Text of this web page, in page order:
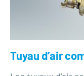
Tuyau d’air